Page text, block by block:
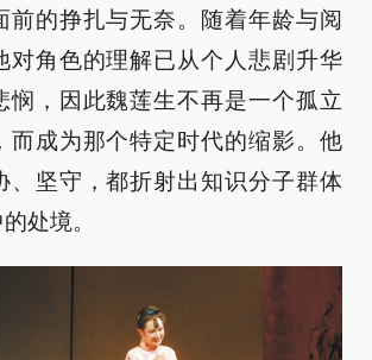
前的挣扎与无奈。随着年龄与阅
对角色的理解已从个人悲剧升华
悯，因此魏莲生不再是一个孤立
而成为那个特定时代的缩影。他
、坚守，都折射出知识分子群体
处境。